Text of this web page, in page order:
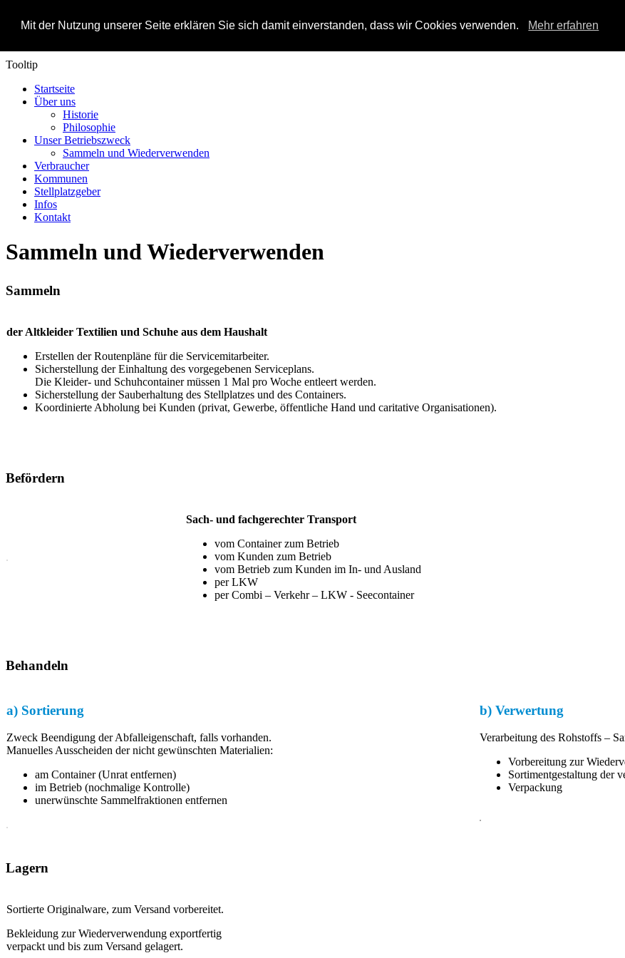
Mit der Nutzung unserer Seite erklären Sie sich damit einverstanden, dass wir Cookies verwenden. Mehr erfahren
1
Tooltip
Startseite
Über uns
Historie
Philosophie
Unser Betriebszweck
Sammeln und Wiederverwenden
Verbraucher
Kommunen
Stellplatzgeber
Infos
Kontakt
Sammeln und Wiederverwenden
Sammeln
der Altkleider Textilien und Schuhe aus dem Haushalt
Erstellen der Routenpläne für die Servicemitarbeiter.
Sicherstellung der Einhaltung des vorgegebenen Serviceplans.
Die Kleider- und Schuhcontainer müssen 1 Mal pro Woche entleert werden.
Sicherstellung der Sauberhaltung des Stellplatzes und des Containers.
Koordinierte Abholung bei Kunden (privat, Gewerbe, öffentliche Hand und caritative Organisationen).
Befördern
Sach- und fachgerechter Transport
vom Container zum Betrieb
vom Kunden zum Betrieb
vom Betrieb zum Kunden im In- und Ausland
per LKW
per Combi – Verkehr – LKW - Seecontainer
Behandeln
a) Sortierung
Zweck Beendigung der Abfalleigenschaft, falls vorhanden.
Manuelles Ausscheiden der nicht gewünschten Materialien:
am Container (Unrat entfernen)
im Betrieb (nochmalige Kontrolle)
unerwünschte Sammelfraktionen entfernen
b) Verwertung
Verarbeitung des Rohstoffs –
Vorbereitung zur
Sortimentgestaltung der
Verpackung
Lagern
Sortierte Originalware, zum Versand vorbereitet.
Bekleidung zur Wiederverwendung exportfertig
verpackt und bis zum Versand gelagert.